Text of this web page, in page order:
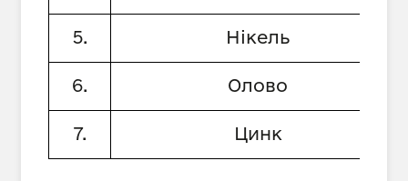
5. Нікель
6. Олово
7. Цинк